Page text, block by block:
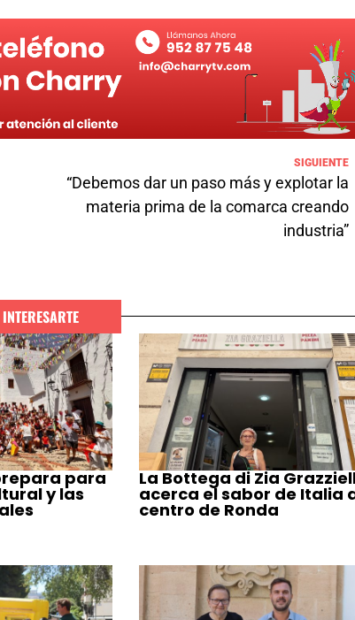
SIGUIENTE
“Debemos dar un paso más y explotar la
materia prima de la comarca creando
industria”
para
y las
La Bottega di Zia
acerca el sabor de Italia
centro de Ronda